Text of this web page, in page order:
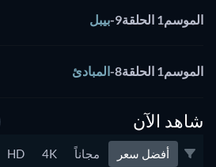
الموسم1 الحلقة9 -بيبل
الموسم1 الحلقة8 -المبادئ
شاهد الآن
أفضل سعر مجاناً 4K
HD